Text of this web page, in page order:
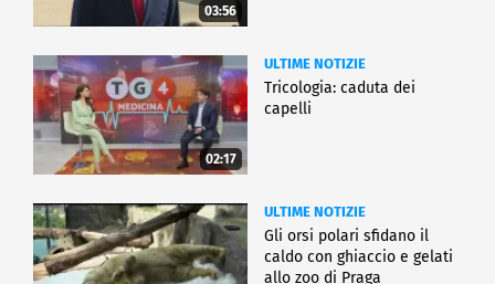
03:56
02:17
ULTIME NOTIZIE
Tricologia: caduta dei
capelli
ULTIME NOTIZIE
Gli orsi polari sfidano il
caldo con ghiaccio e gelati
allo zoo di Praga